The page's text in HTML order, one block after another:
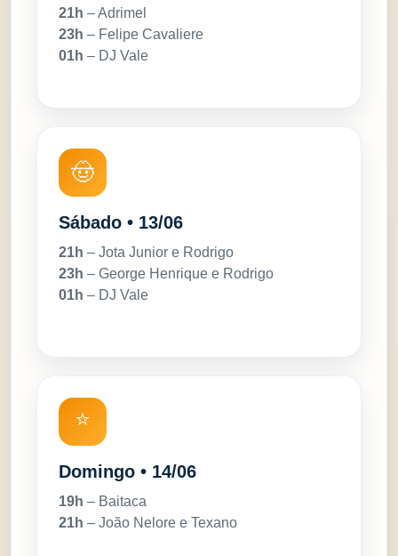
21h – Adrimel
23h – Felipe Cavaliere
01h – DJ Vale
🤠
Sábado • 13/06
21h – Jota Junior e Rodrigo
23h – George Henrique e Rodrigo
01h – DJ Vale
⭐
Domingo • 14/06
19h – Baitaca
21h – João Nelore e Texano